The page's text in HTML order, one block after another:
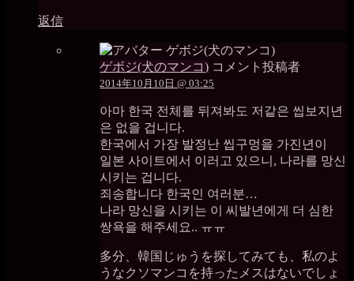
返信
ゲボジ(犬のマンコ) コメント投稿者
2014年10月10日 @ 03:25
아마 한국 전체를 뒤져봐도 저같은 씹보지년
은 없을 겁니다.
한국에서 가장 발정난 씹구멍을 가진년이
일본 사이트에서 이러고 있으니, 나라를 망신
시키는 겁니다.
죄송합니다 한국인 여러분…
나라 망신을 시키는 이 씨발년에게 더 심한
쌍욕을 해주세요.. ㅠㅠ
多分、韓国じゅうを探してみても、私のよ
うなクソマンコを持ったメスはないでしょ